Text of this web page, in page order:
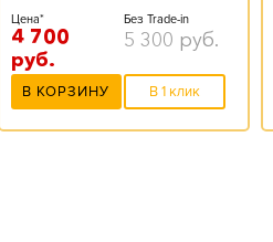
Цена*
4 700
руб.
Без Trade-in
5 300 руб.
В КОРЗИНУ В 1 клик